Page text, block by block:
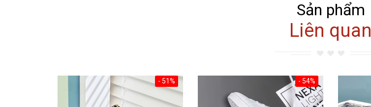
Sản phẩm
Liên quan
- 51% - 54%